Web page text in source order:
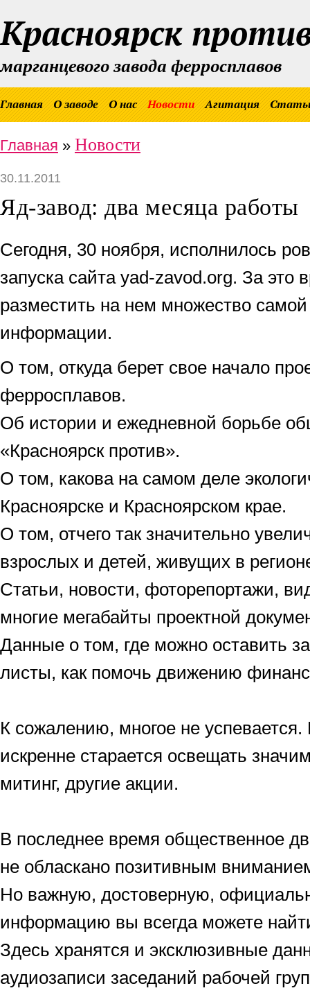
Красноярск
марганцевого завода ферросплавов
Главная О заводе О нас Новости Агитация
Главная » Новости
30.11.2011
Яд-завод: два месяца работы
Сегодня, 30 ноября, исполнилось
запуска сайта yad-zavod.org. За это
разместить на нем множество
информации.
О том, откуда берет свое начало
ферросплавов.
Об истории и ежедневной борьбе
«Красноярск против».
О том, какова на самом деле
Красноярске и Красноярском крае.
О том, отчего так значительно
взрослых и детей, живущих в
Статьи, новости, фоторепортажи,
многие мегабайты проектной
Данные о том, где можно оставить
листы, как помочь движению
К сожалению, многое не
искренне старается освещать
митинг, другие акции.
В последнее время общественное
не обласкано позитивным
Но важную, достоверную,
информацию вы всегда можете
Здесь хранятся и эксклюзивные
аудиозаписи заседаний рабочей